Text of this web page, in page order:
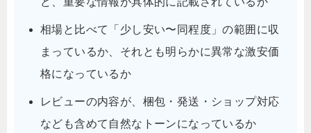
相場と比べて「少し安い〜同程度」の範囲に収
まっているか、それとも明らかに異常な激安価
格になっているか
レビューの内容が、梱包・発送・ショップ対応
なども含めて自然なトーンになっているか